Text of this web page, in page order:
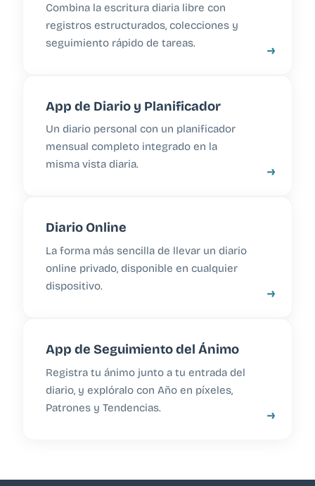
Combina la escritura diaria libre con
registros estructurados, colecciones y
seguimiento rápido de tareas.
→
App de Diario y Planificador
Un diario personal con un planificador
mensual completo integrado en la
misma vista diaria.
→
Diario Online
La forma más sencilla de llevar un diario
online privado, disponible en cualquier
dispositivo.
→
App de Seguimiento del Ánimo
Registra tu ánimo junto a tu entrada del
diario, y explóralo con Año en píxeles,
Patrones y Tendencias.
→